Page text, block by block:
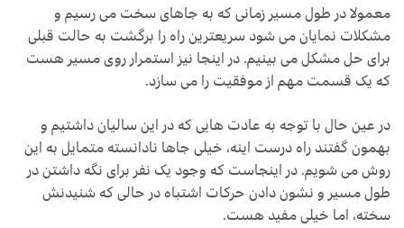
معمولا در طول مسیر زمانی که به جاهای سخت می رسیم و
مشکلات نمایان می شود سریعترین راه را برگشت به حالت قبلی
برای حل مشکل می بینیم. در اینجا نیز استمرار روی مسیر هست
که یک قسمت مهم از موفقیت را می سازد.
در عین حال با توجه به عادت هایی که در این سالیان داشتیم و
بهمون گفتند راه درست اینه، خیلی جاها نادانسته متمایل به این
روش می شویم. در اینجاست که وجود یک نفر برای نگه داشتن در
طول مسیر و نشون دادن حرکات اشتباه در حالی که شنیدنش
سخته، اما خیلی مفید هست.